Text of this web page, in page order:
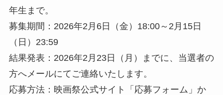
年生まで。
募集期間：2026年2月6日（金）18:00～2月15日
（日）23:59
結果発表：2026年2月23日（月）までに、当選者の
方へメールにてご連絡いたします。
応募方法：映画祭公式サイト「応募フォーム」か